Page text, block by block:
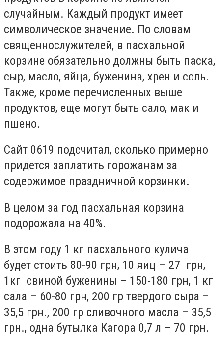
случайным. Каждый продукт имеет
символическое значение. По словам
священнослужителей, в пасхальной
корзине обязательно должны быть паска,
сыр, масло, яйца, буженина, хрен и соль.
Также, кроме перечисленных выше
продуктов, еще могут быть сало, мак и
пшено.
Сайт 0619 подсчитал, сколько примерно
придется заплатить горожанам за
содержимое праздничной корзинки.
В целом за год пасхальная корзина
подорожала на 40%.
В этом году 1 кг пасхального кулича
будет стоить 80-90 грн, 10 яиц – 27 грн,
1кг свиной буженины – 150-180 грн, 1 кг
сала – 60-80 грн, 200 гр твердого сыра –
35,5 грн., 200 гр сливочного масла – 35,5
грн., одна бутылка Кагора 0,7 л – 70 грн.